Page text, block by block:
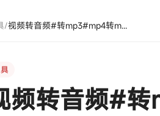
/ 视频转音频#转mp3#mp4转mp3
频转音频#